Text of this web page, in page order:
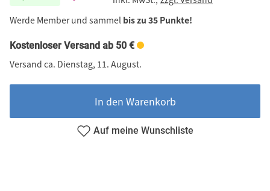
Werde Member und sammel bis zu 35 Punkte!
Kostenloser Versand ab 50 €
Versand ca. Dienstag, 11. August.
In den Warenkorb
Auf meine Wunschliste